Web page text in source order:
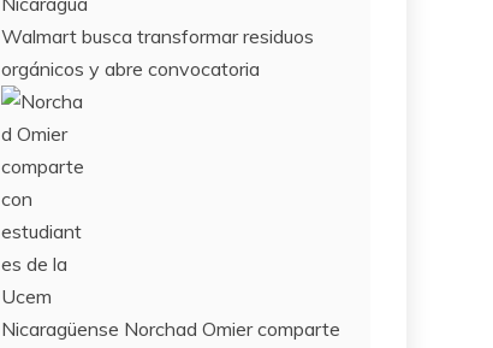
Walmart busca transformar residuos
orgánicos y abre convocatoria
Nicaragüense Norchad Omier comparte